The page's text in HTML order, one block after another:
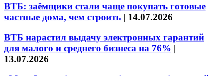
ВТБ: заёмщики стали чаще покупать готовые
частные дома, чем строить | 14.07.2026
ВТБ нарастил выдачу электронных гарантий
для малого и среднего бизнеса на 76% |
13.07.2026